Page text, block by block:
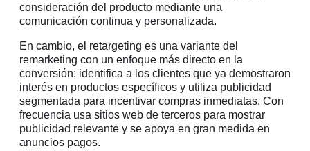
consideración del producto mediante una
comunicación continua y personalizada.
En cambio, el retargeting es una variante del
remarketing con un enfoque más directo en la
conversión: identifica a los clientes que ya demostraron
interés en productos específicos y utiliza publicidad
segmentada para incentivar compras inmediatas. Con
frecuencia usa sitios web de terceros para mostrar
publicidad relevante y se apoya en gran medida en
anuncios pagos.